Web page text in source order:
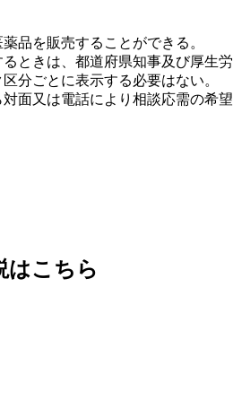
品を販売することができる。
ときは、都道府県知事及び厚生
分ごとに表示する必要はない。
面又は電話により相談応需の希
はこちら